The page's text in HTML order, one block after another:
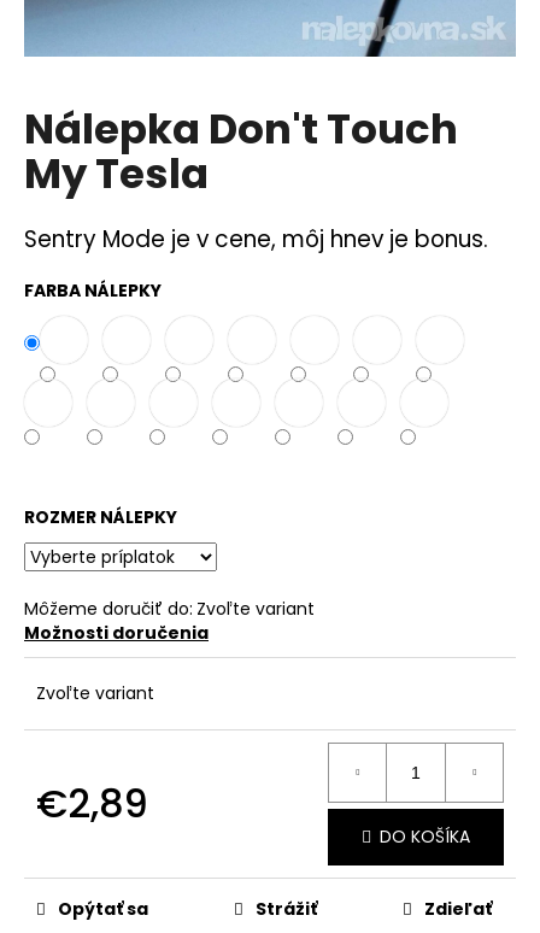
Nálepka Don't Touch
My Tesla
Sentry Mode je v cene, môj hnev je bonus.
FARBA NÁLEPKY
ROZMER NÁLEPKY
Môžeme doručiť do: Zvoľte variant
Možnosti doručenia
Zvoľte variant
€2,89
DO KOŠÍKA
Opýtať sa Strážiť Zdieľať
á
j
ť
?
O
d
p
ú
č
a
m
e